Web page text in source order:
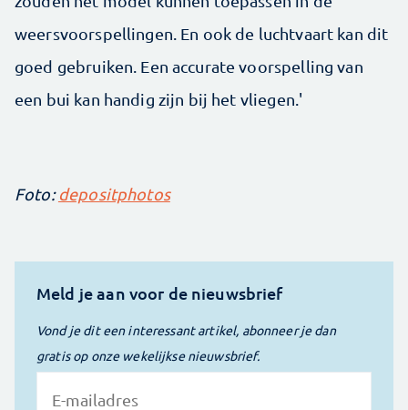
weersvoorspellingen. En ook de luchtvaart kan dit
goed gebruiken. Een accurate voorspelling van
een bui kan handig zijn bij het vliegen.'
Foto:depositphotos
Meld je aan voor de nieuwsbrief
Vond je dit een interessant artikel, abonneer je dan
gratis op onze wekelijkse nieuwsbrief.